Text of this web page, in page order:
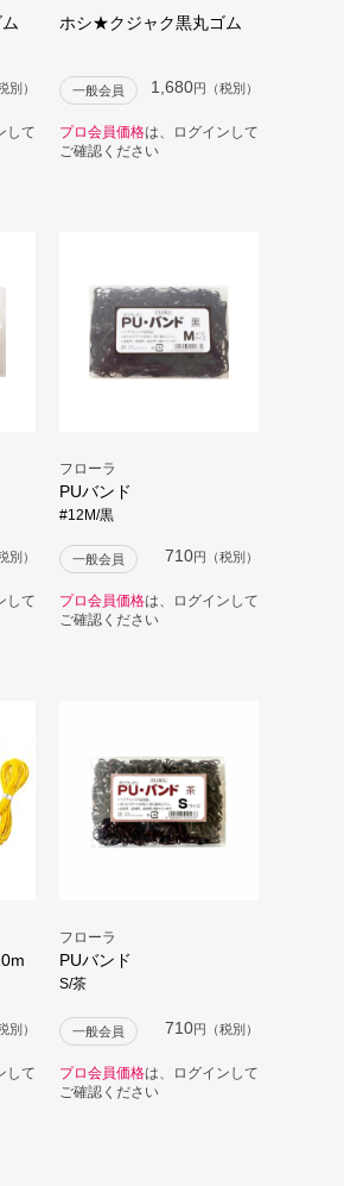
別）
して
ホシ★クジャク黒丸ゴム
一般会員 1,680円（税別）
プロ会員価格は、ログインして
ご確認ください
別）
して
フローラ
PUバンド
#12M/黒
一般会員 710円（税別）
プロ会員価格は、ログインして
ご確認ください
別）
して
フローラ
PUバンド
S/茶
一般会員 710円（税別）
プロ会員価格は、ログインして
ご確認ください